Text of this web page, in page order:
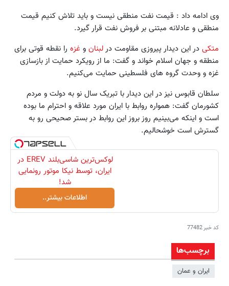
وی ادامه داد : قیمت نفت منطقی نیست و باید تلاش کنیم قیمت
منطقی و عادلانه مبتنی بر فروش نفت قرار گیرد.
متکی در این دیدار پیروزی مقاومت درلبنان و غزه را نقطه قوتی برای
منطقه و جهان اسلام خواند و گفت: ما از رویکرد حمایت از بازسازی
غزه و وحدت گروه های فلسطینی حمایت می‌کنیم.
سلطان قابوس نیز در این دیدار با تبریک سال نو به دولت و مردم
کشورمان گفت: همواره روابط با ایران مورد علاقه و احترام ما بوده
است و اینکه می‌بینیم روز بروز این روابط در بستر صحیحی رو به
گسترش است خوشحالیم.
لوکس‌ترین شاسی‌بلند EREV در
ایران، توسط نیکا موتور رونمایی
شد!
اطلاعات بیشتر..
کد خبر77482
برچسب‌ها
ایران و عمان